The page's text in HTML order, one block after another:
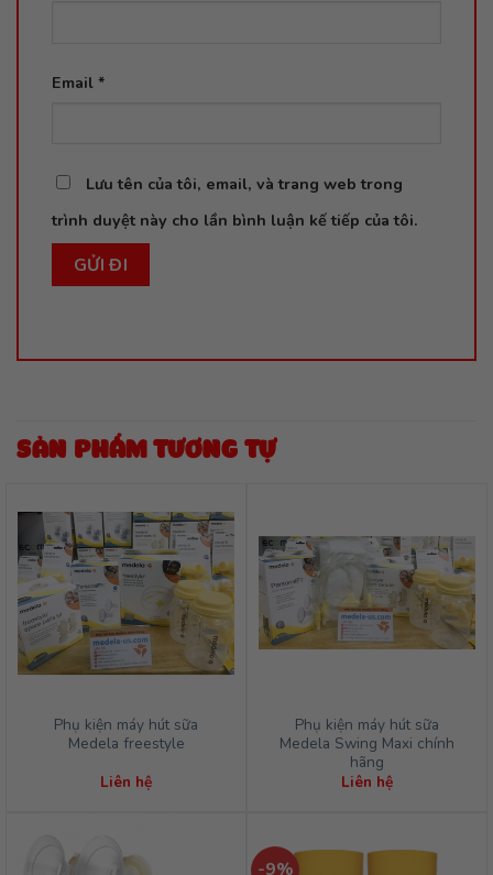
Email *
Lưu tên của tôi, email, và trang web trong
trình duyệt này cho lần bình luận kế tiếp của tôi.
SẢN PHẨM TƯƠNG TỰ
Phụ kiện máy hút sữa
Medela freestyle
Liên hệ
Phụ kiện máy hút sữa
Medela Swing Maxi chính
hãng
Liên hệ
-9%